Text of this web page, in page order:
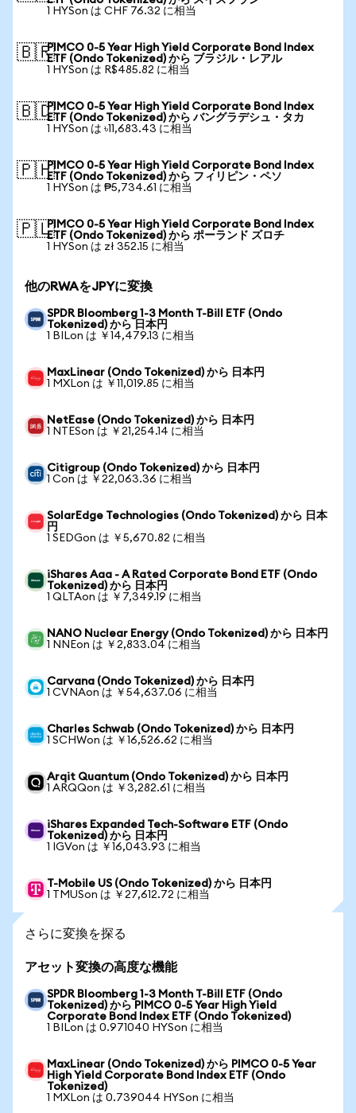
1 HYSon は CHF 76.32 に相当
🇧🇷PIMCO 0-5 Year High Yield Corporate Bond Index
ETF (Ondo Tokenized) から ブラジル・レアル
1 HYSon は R$485.82 に相当
🇧🇩PIMCO 0-5 Year High Yield Corporate Bond Index
ETF (Ondo Tokenized) から バングラデシュ・タカ
1 HYSon は ৳11,683.43 に相当
🇵🇭PIMCO 0-5 Year High Yield Corporate Bond Index
ETF (Ondo Tokenized) から フィリピン・ペソ
1 HYSon は ₱5,734.61 に相当
🇵🇱PIMCO 0-5 Year High Yield Corporate Bond Index
ETF (Ondo Tokenized) から ポーランド ズロチ
1 HYSon は zł 352.15 に相当
他のRWAをJPYに変換
SPDR Bloomberg 1-3 Month T-Bill ETF (Ondo
Tokenized) から 日本円
1 BILon は ￥14,479.13 に相当
MaxLinear (Ondo Tokenized) から 日本円
1 MXLon は ￥11,019.85 に相当
NetEase (Ondo Tokenized) から 日本円
1 NTESon は ￥21,254.14 に相当
Citigroup (Ondo Tokenized) から 日本円
1 Con は ￥22,063.36 に相当
SolarEdge Technologies (Ondo Tokenized) から 日本
円
1 SEDGon は ￥5,670.82 に相当
iShares Aaa - A Rated Corporate Bond ETF (Ondo
Tokenized) から 日本円
1 QLTAon は ￥7,349.19 に相当
NANO Nuclear Energy (Ondo Tokenized) から 日本円
1 NNEon は ￥2,833.04 に相当
Carvana (Ondo Tokenized) から 日本円
1 CVNAon は ￥54,637.06 に相当
Charles Schwab (Ondo Tokenized) から 日本円
1 SCHWon は ￥16,526.62 に相当
Arqit Quantum (Ondo Tokenized) から 日本円
1 ARQQon は ￥3,282.61 に相当
iShares Expanded Tech-Software ETF (Ondo
Tokenized) から 日本円
1 IGVon は ￥16,043.93 に相当
T-Mobile US (Ondo Tokenized) から 日本円
1 TMUSon は ￥27,612.72 に相当
さらに変換を探る
アセット変換の高度な機能
SPDR Bloomberg 1-3 Month T-Bill ETF (Ondo
Tokenized) から PIMCO 0-5 Year High Yield
Corporate Bond Index ETF (Ondo Tokenized)
1 BILon は 0.971040 HYSon に相当
MaxLinear (Ondo Tokenized) から PIMCO 0-5 Year
High Yield Corporate Bond Index ETF (Ondo
Tokenized)
1 MXLon は 0.739044 HYSon に相当